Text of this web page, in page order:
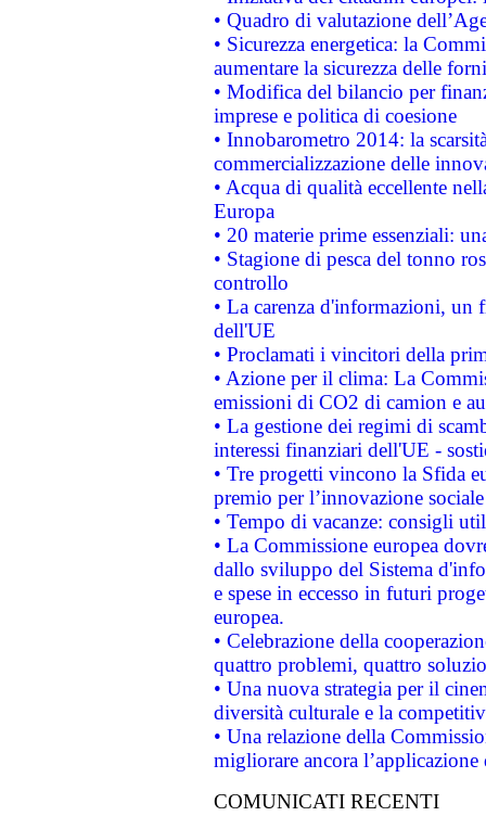
• Quadro di valutazione
• Sicurezza energetica: la
aumentare la sicurezza delle
• Modifica del bilancio per
imprese e politica di coesione
• Innobarometro 2014: la
commercializzazione delle
• Acqua di qualità eccellente
Europa
• 20 materie prime essenziali:
• Stagione di pesca del tonno
controllo
• La carenza d'informazioni, un
dell'UE
• Proclamati i vincitori della
• Azione per il clima: La
emissioni di CO2 di camion e
• La gestione dei regimi di
interessi finanziari dell'UE -
• Tre progetti vincono la Sfida
premio per l’innovazione sociale
• Tempo di vacanze: consigli
• La Commissione europea
dallo sviluppo del Sistema
e spese in eccesso in futuri
europea.
• Celebrazione della
quattro problemi, quattro
• Una nuova strategia per il
diversità culturale e la
• Una relazione della
migliorare ancora
COMUNICATI RECENTI